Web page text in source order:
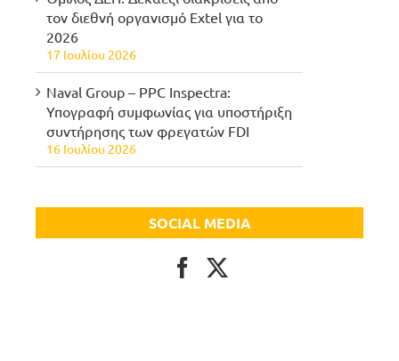
τον διεθνή οργανισμό Extel για το
2026
17 Ιουλίου 2026
Naval Group – PPC Inspectra:
Υπογραφή συμφωνίας για υποστήριξη
συντήρησης των φρεγατών FDI
16 Ιουλίου 2026
SOCIAL MEDIA